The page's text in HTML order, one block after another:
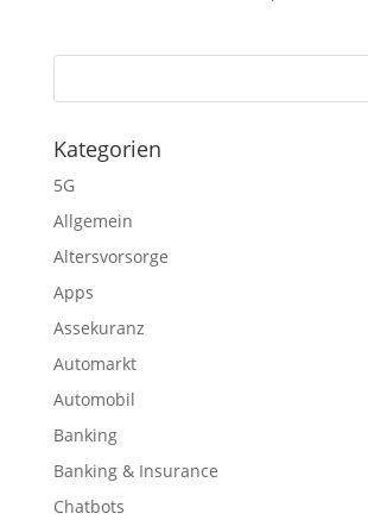
Kategorien
5G
Allgemein
Altersvorsorge
Apps
Assekuranz
Automarkt
Automobil
Banking
Banking & Insurance
Chatbots